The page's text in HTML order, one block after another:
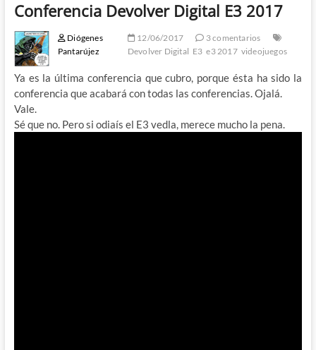
Conferencia Devolver Digital E3 2017
Diógenes
Pantarújez
12/06/2017
3 comentarios
Devolver Digital E3 e3 2017 videojuegos
Ya es la última conferencia que cubro, porque ésta ha sido la
conferencia que acabará con todas las conferencias. Ojalá.
Vale.
Sé que no. Pero si odiaís el E3 vedla, merece mucho la pena.